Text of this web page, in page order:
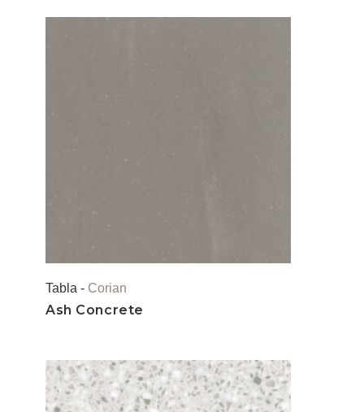
Tabla - Corian
Ash Concrete